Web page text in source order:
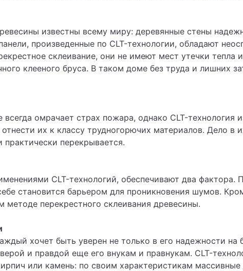
известны всему миру: деревянные стены
произведенные по CLT-технологии, обладают
склеивание, они не имеют мест утечки
клееного бруса. В таком доме без труда и лишних
омрачает страх пожара, однако CLT-технология
их к классу трудногорючих материалов. Дело в
перекрывается.
CLT-технологий, обеспечивают два фактора.
становится барьером для проникновения шумов.
перекрестного склеивания древесины.
хочет быть уверен не только в его надежности
и правдой еще его внукам и правнукам. CLT-
или камень: по своим характеристикам массивные